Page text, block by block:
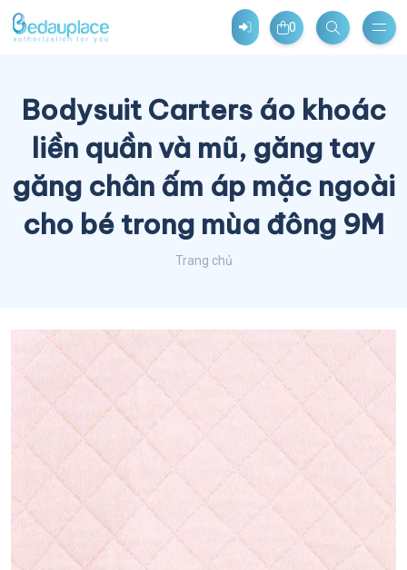
0
Bodysuit Carters áo khoác
liền quần và mũ, găng tay
găng chân ấm áp mặc ngoài
cho bé trong mùa đông 9M
Trang chủ